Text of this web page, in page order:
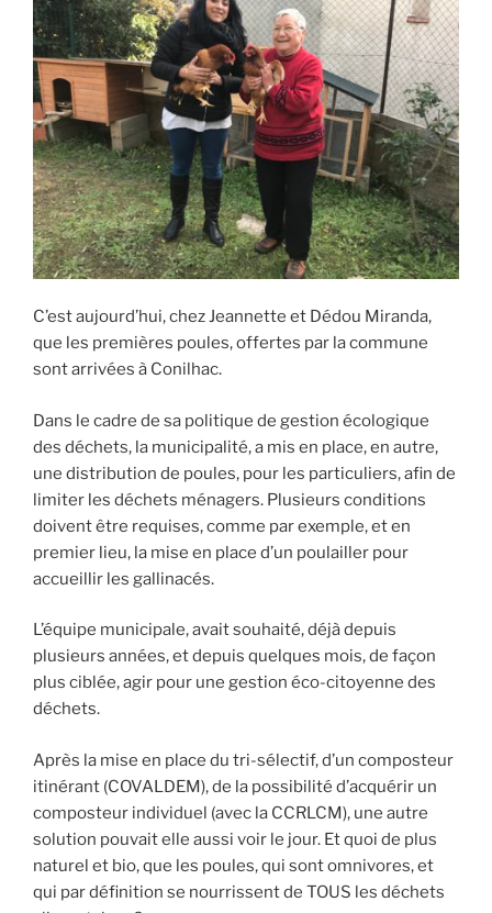
C’est aujourd’hui, chez Jeannette et Dédou Miranda,
que les premières poules, offertes par la commune
sont arrivées à Conilhac.
Dans le cadre de sa politique de gestion écologique
des déchets, la municipalité, a mis en place, en autre,
une distribution de poules, pour les particuliers, afin de
limiter les déchets ménagers. Plusieurs conditions
doivent être requises, comme par exemple, et en
premier lieu, la mise en place d’un poulailler pour
accueillir les gallinacés.
L’équipe municipale, avait souhaité, déjà depuis
plusieurs années, et depuis quelques mois, de façon
plus ciblée, agir pour une gestion éco-citoyenne des
déchets.
Après la mise en place du tri-sélectif, d’un composteur
itinérant (COVALDEM), de la possibilité d’acquérir un
composteur individuel (avec la CCRLCM), une autre
solution pouvait elle aussi voir le jour. Et quoi de plus
naturel et bio, que les poules, qui sont omnivores, et
qui par définition se nourrissent de TOUS les déchets